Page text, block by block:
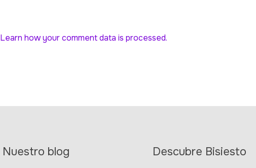
Learn how your comment data is processed.
Nuestro blog Descubre Bisiesto